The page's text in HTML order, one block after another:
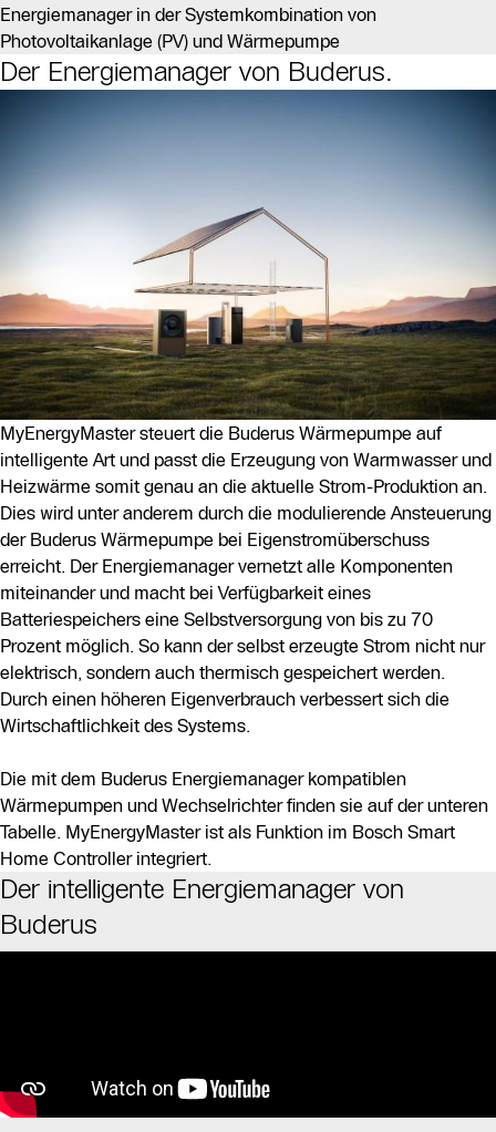
Energiemanager in der Systemkombination von
Photovoltaikanlage (PV) und Wärmepumpe
Der Energiemanager von Buderus.
MyEnergyMaster steuert die Buderus Wärmepumpe auf
intelligente Art und passt die Erzeugung von Warmwasser und
Heizwärme somit genau an die aktuelle Strom-Produktion an.
Dies wird unter anderem durch die modulierende Ansteuerung
der Buderus Wärmepumpe bei Eigenstromüberschuss
erreicht. Der Energiemanager vernetzt alle Komponenten
miteinander und macht bei Verfügbarkeit eines
Batteriespeichers eine Selbstversorgung von bis zu 70
Prozent möglich. So kann der selbst erzeugte Strom nicht nur
elektrisch, sondern auch thermisch gespeichert werden.
Durch einen höheren Eigenverbrauch verbessert sich die
Wirtschaftlichkeit des Systems.
Die mit dem Buderus Energiemanager kompatiblen
Wärmepumpen und Wechselrichter ﬁnden sie auf der unteren
Tabelle. MyEnergyMaster ist als Funktion im Bosch Smart
Home Controller integriert.
Der intelligente Energiemanager von
Buderus